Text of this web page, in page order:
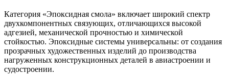
Категория «Эпоксидная смола» включает широкий спектр
двухкомпонентных связующих, отличающихся высокой
адгезией, механической прочностью и химической
стойкостью. Эпоксидные системы универсальны: от создания
прозрачных художественных изделий до производства
нагруженных конструкционных деталей в авиастроении и
судостроении.